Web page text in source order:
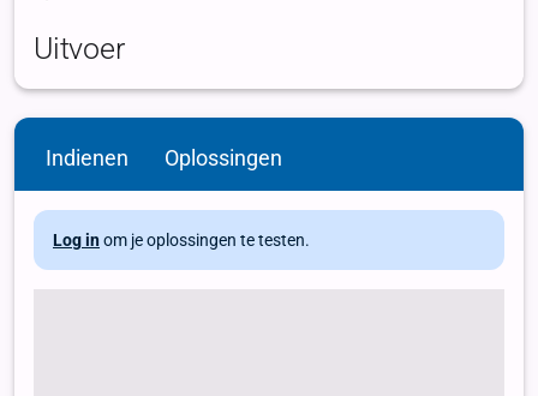
Indienen Oplossingen
Log in om je oplossingen te testen.